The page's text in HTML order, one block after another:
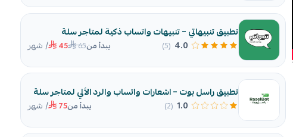
تطبيق تنبيهاتي – تنبيهات واتساب ذكية لمتاجر سلة
4.0
(5) يبدأ من65
45 / شهر
تطبيق راسل بوت – اشعارات واتساب والرد الألي لمتاجر سلة
1.0
(2) يبدأ من75 / شهر